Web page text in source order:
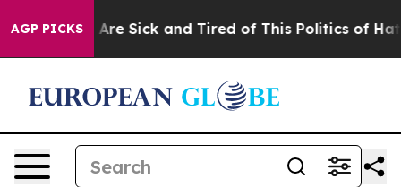
AGP PICKSAre Sick and Tired of This Politics of